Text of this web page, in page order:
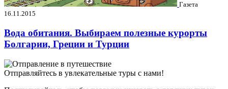
Газета
16.11.2015
Вода обитания. Выбираем полезные курорты
Болгарии, Греции и Турции
Отправляйтесь в увлекательные туры с нами!